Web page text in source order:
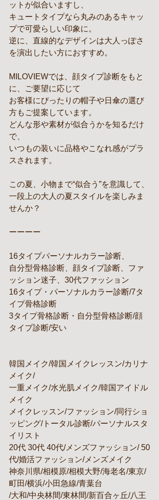
ットが似合いますし、
キュートタイプなら丸みのあるキャッ
プで可愛らしい印象に。
逆に、直線的なデザインは大人っぽさ
を演出したい方におすすめ。
MILOVIEWでは、顔タイプ診断をもと
に、ご要望に応じて
お客様にぴったりの帽子や日傘の選び
方もご提案しています。
どんな形や素材が似合うかを知るだけ
で、
いつもの装いに品格やこなれ感がプラ
スされます。
この夏、小物まで“似合う”を意識して、
一段上の大人の夏スタイルを楽しみま
せんか？
ーーーー
16タイプパーソナルカラー診断、
自分型骨格診断、顔タイプ診断、ファ
ッション迷子、30代ファッション
16タイプ・パーソナルカラー診断/7タ
イプ骨格診断
3タイプ骨格診断・自分型骨格診断/顔
タイプ診断/安い
韓国メイク/韓国メイクレッスン/カリナ
メイク/
一重メイク/水光肌メイク/韓国アイドル
メイク
メイクレッスン/ファッション/同行ショ
ッピング/トータル診断/パーソナルスタ
イリスト
20代 30代 40代/メンズファッション/ 50
代/婚活ファッション/メンズメイク
神奈川県/相模原/相模大野/海老名/東京/
町田/横浜/小田急線/青葉台
/大和/中央林間/東林間/新百合ヶ丘/八王